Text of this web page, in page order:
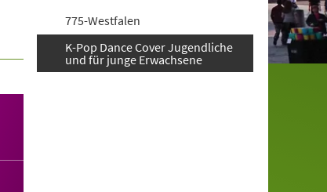
775-Westfalen
K-Pop Dance Cover Jugendliche
und für junge Erwachsene